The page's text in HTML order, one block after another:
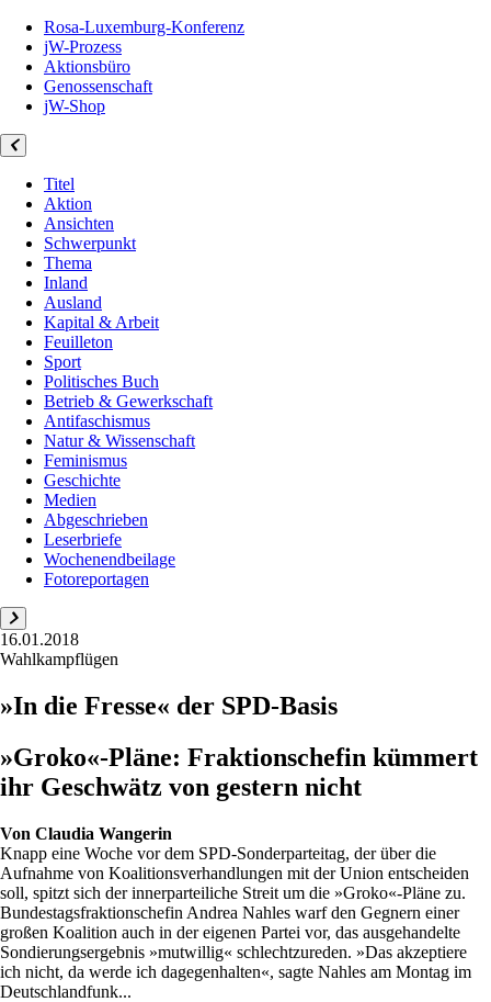
Rosa-Luxemburg-Konferenz
jW-Prozess
Aktionsbüro
Genossenschaft
jW-Shop
Titel
Aktion
Ansichten
Schwerpunkt
Thema
Inland
Ausland
Kapital & Arbeit
Feuilleton
Sport
Politisches Buch
Betrieb & Gewerkschaft
Antifaschismus
Natur & Wissenschaft
Feminismus
Geschichte
Medien
Abgeschrieben
Leserbriefe
Wochenendbeilage
Fotoreportagen
16.01.2018
Wahlkampflügen
»In die Fresse« der SPD-Basis
»Groko«-Pläne: Fraktionschefin kümmert
ihr Geschwätz von gestern nicht
Von Claudia Wangerin
Knapp eine Woche vor dem SPD-Sonderparteitag, der über die
Aufnahme von Koalitionsverhandlungen mit der Union entscheiden
soll, spitzt sich der innerparteiliche Streit um die »Groko«-Pläne zu.
Bundestagsfraktionschefin Andrea Nahles warf den Gegnern einer
großen Koalition auch in der eigenen Partei vor, das ausgehandelte
Sondierungsergebnis »mutwillig« schlechtzureden. »Das akzeptiere
ich nicht, da werde ich dagegenhalten«, sagte Nahles am Montag im
Deutschlandfunk...